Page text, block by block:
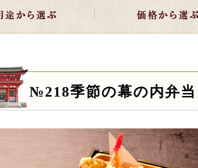
№218季節の幕の内弁当